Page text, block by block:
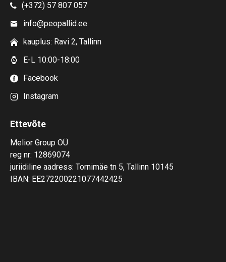
(+372) 57 807 057
info@peopallid.ee
kauplus: Ravi 2, Tallinn
E-L 10:00-18:00
Facebook
Instagram
Ettevõte
Melior Group OÜ
reg nr: 12869074
juriidiline aadress: Tornimäe tn 5, Tallinn 10145
IBAN: EE272200221077442425